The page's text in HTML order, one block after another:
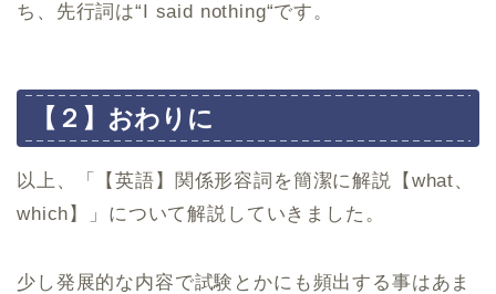
ち、先行詞は“I said nothing“です。
【２】おわりに
以上、「【英語】関係形容詞を簡潔に解説【what、
which】」について解説していきました。
少し発展的な内容で試験とかにも頻出する事はあま